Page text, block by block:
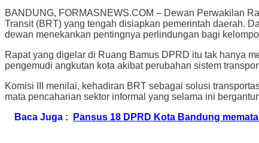
BANDUNG, FORMASNEWS.COM – Dewan Perwakilan
Transit (BRT) yang tengah disiapkan pemerintah daerah.
dewan menekankan pentingnya perlindungan bagi
Rapat yang digelar di Ruang Bamus DPRD itu tak hanya
pengemudi angkutan kota akibat perubahan sistem
Komisi III menilai, kehadiran BRT sebagai solusi
mata pencaharian sektor informal yang selama ini
Baca Juga :
Pansus 18 DPRD Kota Bandung